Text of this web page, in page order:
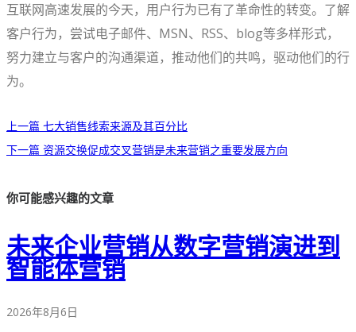
互联网高速发展的今天，用户行为已有了革命性的转变。了解
客户行为，尝试电子邮件、MSN、RSS、blog等多样形式，
努力建立与客户的沟通渠道，推动他们的共鸣，驱动他们的行
为。
上一篇 七大销售线索来源及其百分比
下一篇 资源交换促成交叉营销是未来营销之重要发展方向
你可能感兴趣的文章
未来企业营销从数字营销演进到
智能体营销
2026年8月6日